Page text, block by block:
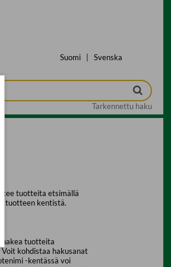
Suomi Svenska
Tarkennettu haku
tuotteita etsimällä
tuotteen kentistä.
hakea tuotteita
kohdistaa hakusanat
-kentässä voi